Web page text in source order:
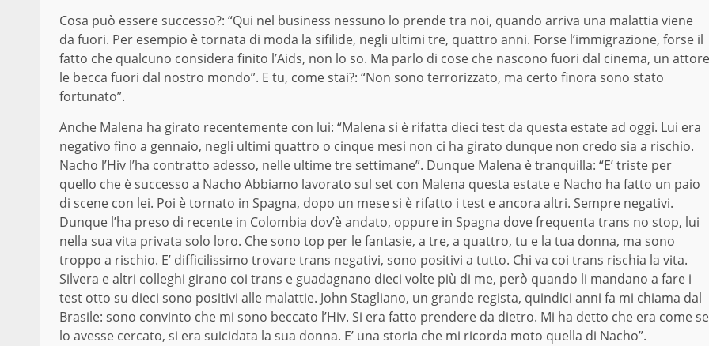
Cosa può essere successo?: “Qui nel business nessuno lo prende tra noi, quando arriva una malattia viene
da fuori. Per esempio è tornata di moda la sifilide, negli ultimi tre, quattro anni. Forse l’immigrazione, forse il
fatto che qualcuno considera finito l’Aids, non lo so. Ma parlo di cose che nascono fuori dal cinema, un attore
le becca fuori dal nostro mondo”. E tu, come stai?: “Non sono terrorizzato, ma certo finora sono stato
fortunato”.
Anche Malena ha girato recentemente con lui: “Malena si è rifatta dieci test da questa estate ad oggi. Lui era
negativo fino a gennaio, negli ultimi quattro o cinque mesi non ci ha girato dunque non credo sia a rischio.
Nacho l’Hiv l’ha contratto adesso, nelle ultime tre settimane”. Dunque Malena è tranquilla: “E’ triste per
quello che è successo a Nacho Abbiamo lavorato sul set con Malena questa estate e Nacho ha fatto un paio
di scene con lei. Poi è tornato in Spagna, dopo un mese si è rifatto i test e ancora altri. Sempre negativi.
Dunque l’ha preso di recente in Colombia dov’è andato, oppure in Spagna dove frequenta trans no stop, lui
nella sua vita privata solo loro. Che sono top per le fantasie, a tre, a quattro, tu e la tua donna, ma sono
troppo a rischio. E’ difficilissimo trovare trans negativi, sono positivi a tutto. Chi va coi trans rischia la vita.
Silvera e altri colleghi girano coi trans e guadagnano dieci volte più di me, però quando li mandano a fare i
test otto su dieci sono positivi alle malattie. John Stagliano, un grande regista, quindici anni fa mi chiama dal
Brasile: sono convinto che mi sono beccato l’Hiv. Si era fatto prendere da dietro. Mi ha detto che era come se
lo avesse cercato, si era suicidata la sua donna. E’ una storia che mi ricorda moto quella di Nacho”.